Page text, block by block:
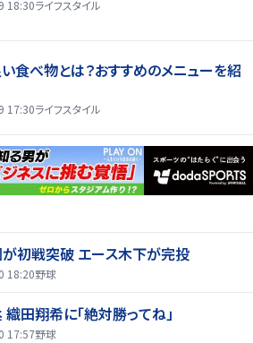
18:30ライフスタイル
食べ物とは？おすすめのメニューを紹
17:30ライフスタイル
初戦突破 エース木下が完投
18:20野球
田翔希に「絶対勝ってね」
17:57野球